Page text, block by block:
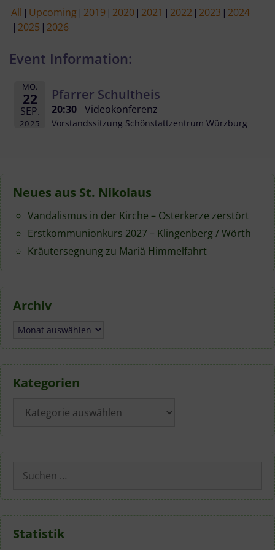
All Upcoming 2019 2020 2021 2022 2023 2024
2025 2026
Event Information:
MO.
22
SEP.
2025
Pfarrer Schultheis
20:30 Videokonferenz
Vorstandssitzung Schönstattzentrum Würzburg
Neues aus St. Nikolaus
Vandalismus in der Kirche – Osterkerze zerstört
Erstkommunionkurs 2027 – Klingenberg / Wörth
Kräutersegnung zu Mariä Himmelfahrt
Archiv
Archiv
Kategorien
Suchen
nach:
Statistik